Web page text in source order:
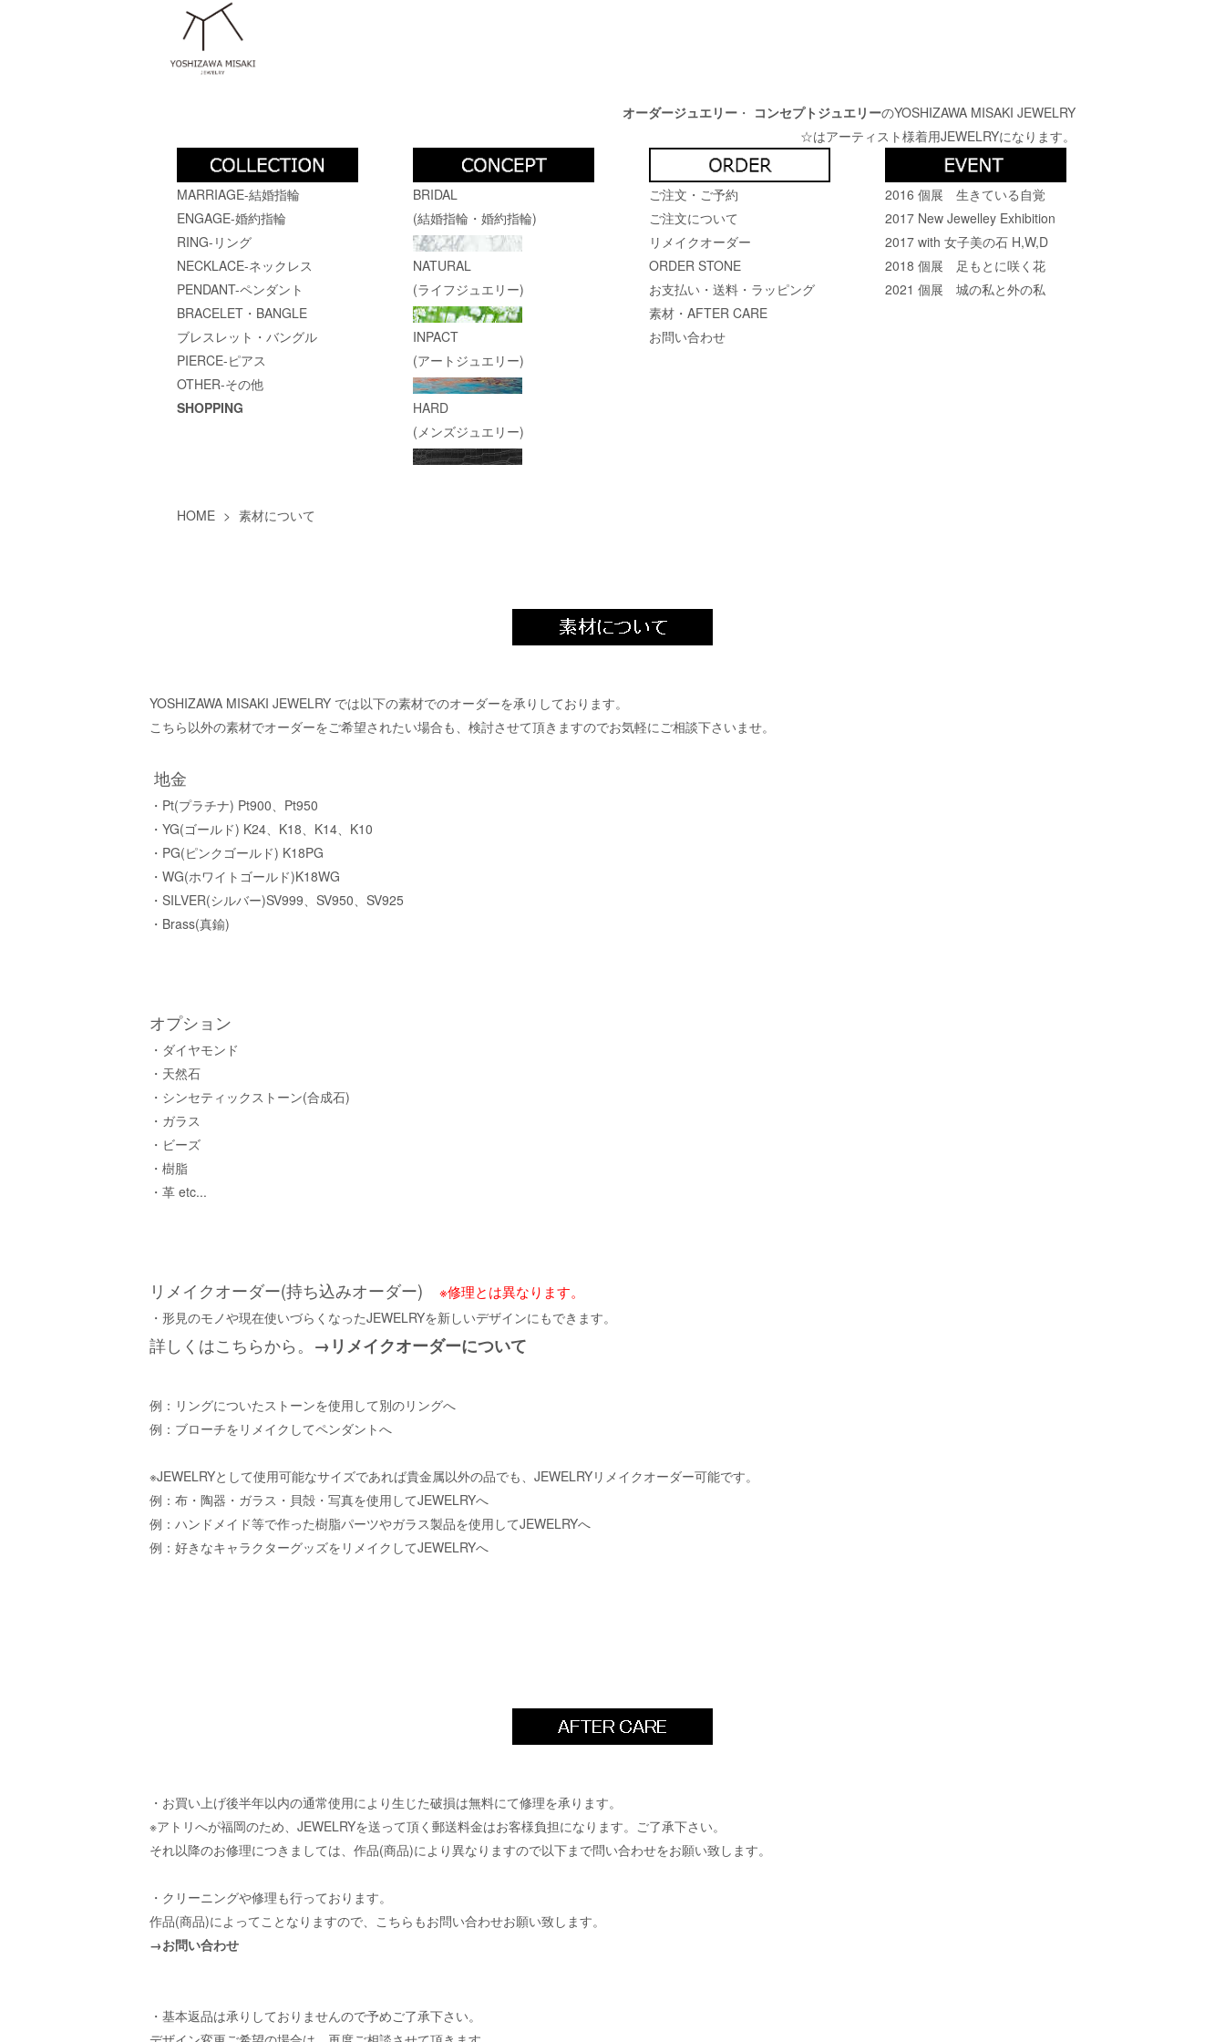
オーダージュエリー ・ コンセプトジュエリーのYOSHIZAWA MISAKI JEWELRY
☆はアーティスト様着用JEWELRYになります。
MARRIAGE-結婚指輪
ENGAGE-婚約指輪
RING-リング
NECKLACE-ネックレス
PENDANT-ペンダント
BRACELET・BANGLE
ブレスレット・バングル
PIERCE-ピアス
OTHER-その他
SHOPPING
BRIDAL
(結婚指輪・婚約指輪)
NATURAL
(ライフジュエリー)
INPACT
(アートジュエリー)
HARD
(メンズジュエリー)
ご注文・ご予約
ご注文について
リメイクオーダー
ORDER STONE
お支払い・送料・ラッピング
素材・AFTER CARE
お問い合わせ
2016 個展 生きている自覚
2017 New Jewelley Exhibition
2017 with 女子美の石 H,W,D
2018 個展 足もとに咲く花
2021 個展 城の私と外の私
HOME > 素材について
YOSHIZAWA MISAKI JEWELRY では以下の素材でのオーダーを承りしております。
こちら以外の素材でオーダーをご希望されたい場合も、検討させて頂きますのでお気軽にご相談下さいませ。
地金
・Pt(プラチナ) Pt900、Pt950
・YG(ゴールド) K24、K18、K14、K10
・PG(ピンクゴールド) K18PG
・WG(ホワイトゴールド)K18WG
・SILVER(シルバー)SV999、SV950、SV925
・Brass(真鍮)
オプション
・ダイヤモンド
・天然石
・シンセティックストーン(合成石)
・ガラス
・ビーズ
・樹脂
・革 etc...
リメイクオーダー(持ち込みオーダー) ※修理とは異なります。
・形見のモノや現在使いづらくなったJEWELRYを新しいデザインにもできます。
詳しくはこちらから。 →リメイクオーダーについて
例：リングについたストーンを使用して別のリングへ
例：ブローチをリメイクしてペンダントへ
※JEWELRYとして使用可能なサイズであれば貴金属以外の品でも、JEWELRYリメイクオーダー可能です。
例：布・陶器・ガラス・貝殻・写真を使用してJEWELRYへ
例：ハンドメイド等で作った樹脂パーツやガラス製品を使用してJEWELRYへ
例：好きなキャラクターグッズをリメイクしてJEWELRYへ
・お買い上げ後半年以内の通常使用により生じた破損は無料にて修理を承ります。
※アトリへが福岡のため、JEWELRYを送って頂く郵送料金はお客様負担になります。ご了承下さい。
それ以降のお修理につきましては、作品(商品)により異なりますので以下まで問い合わせをお願い致します。
・クリーニングや修理も行っております。
作品(商品)によってことなりますので、こちらもお問い合わせお願い致します。
→お問い合わせ
・基本返品は承りしておりませんので予めご了承下さい。